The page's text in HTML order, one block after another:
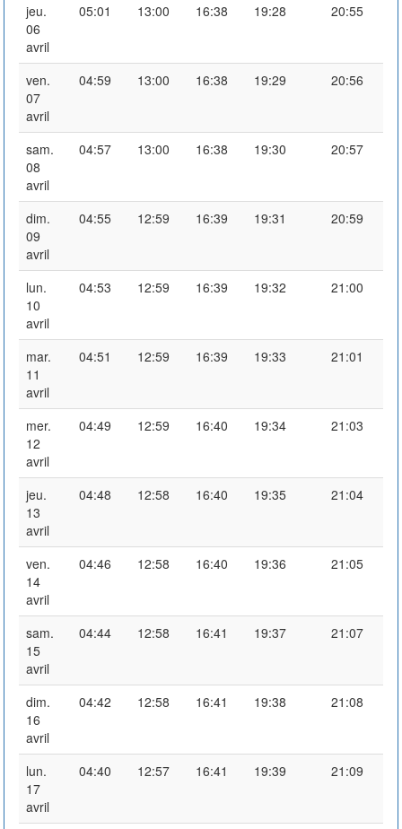
jeu.
06
avril
05:01 13:00 16:38 19:28 20:55
ven.
07
avril
04:59 13:00 16:38 19:29 20:56
sam.
08
avril
04:57 13:00 16:38 19:30 20:57
dim.
09
avril
04:55 12:59 16:39 19:31 20:59
lun.
10
avril
04:53 12:59 16:39 19:32 21:00
mar.
11
avril
04:51 12:59 16:39 19:33 21:01
mer.
12
avril
04:49 12:59 16:40 19:34 21:03
jeu.
13
avril
04:48 12:58 16:40 19:35 21:04
ven.
14
avril
04:46 12:58 16:40 19:36 21:05
sam.
15
avril
04:44 12:58 16:41 19:37 21:07
dim.
16
avril
04:42 12:58 16:41 19:38 21:08
lun.
17
avril
04:40 12:57 16:41 19:39 21:09